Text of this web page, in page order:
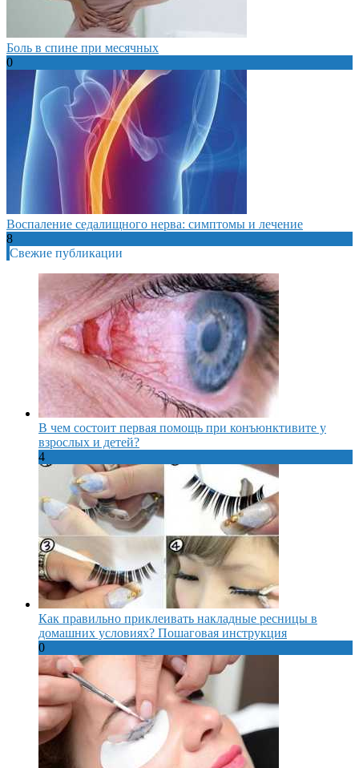
Боль в спине при месячных
0
Воспаление седалищного нерва: симптомы и лечение
8
Свежие публикации
В чем состоит первая помощь при конъюнктивите у
взрослых и детей?
4
Как правильно приклеивать накладные ресницы в
домашних условиях? Пошаговая инструкция
0